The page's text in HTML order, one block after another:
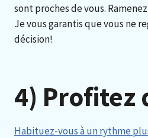
sont proches de vous.
Je vous garantis que vous ne
décision!
4) Profitez
Habituez-vous à un rythme